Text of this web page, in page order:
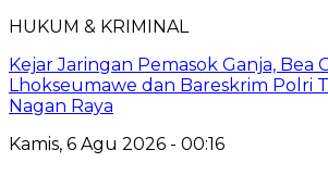
HUKUM & KRIMINAL
Kejar Jaringan Pemasok Ganja, Bea
Lhokseumawe dan Bareskrim Polri
Nagan Raya
Kamis, 6 Agu 2026 - 00:16